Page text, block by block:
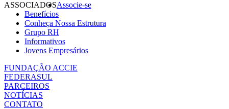
ASSOCIADOSAssocie-se
Benefícios
Conheça Nossa Estrutura
Grupo RH
Informativos
Jovens Empresários
FUNDAÇÃO ACCIE
FEDERASUL
PARCEIROS
NOTÍCIAS
CONTATO